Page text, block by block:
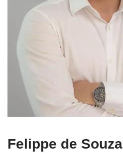
Felippe de Souza